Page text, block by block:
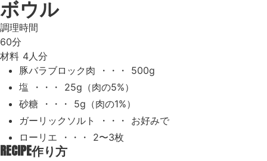
ボウル
調理時間
60分
材料 4人分
豚バラブロック肉 ・・・ 500g
塩 ・・・ 25g（肉の5%）
砂糖 ・・・ 5g（肉の1%）
ガーリックソルト ・・・ お好みで
ローリエ ・・・ 2〜3枚
RECIPE作り方